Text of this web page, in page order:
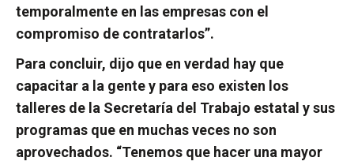
temporalmente en las empresas con el
compromiso de contratarlos”.
Para concluir, dijo que en verdad hay que
capacitar a la gente y para eso existen los
talleres de la Secretaría del Trabajo estatal y sus
programas que en muchas veces no son
aprovechados. “Tenemos que hacer una mayor